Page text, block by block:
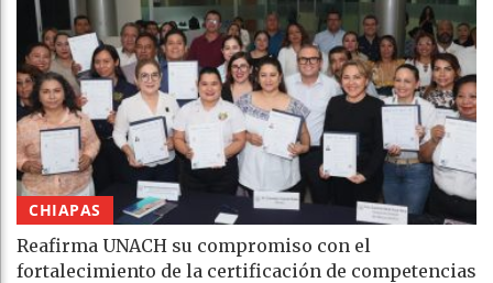
CHIAPAS
Reafirma UNACH su compromiso con el
fortalecimiento de la certificación de competencias